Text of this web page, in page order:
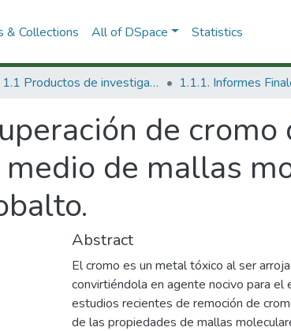
& Collections All of DSpace Statistics
1.1 Productos de investigación
de
de mallas
Abstract
El cromo es un metal tóxico al ser
convirtiéndola en agente nocivo para
estudios recientes de remoción de
de las propiedades de mallas